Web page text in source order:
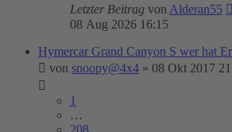
Letzter Beitrag von Alderan55
08 Aug 2026 16:15
Hymercar Grand Canyon S wer hat
von snoopy@4x4 » 08 Okt 2017
1
…
208